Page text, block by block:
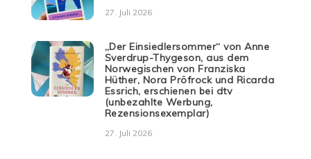
27. Juli 2026
„Der Einsiedlersommer“ von Anne
Sverdrup-Thygeson, aus dem
Norwegischen von Franziska
Hüther, Nora Pröfrock und Ricarda
Essrich, erschienen bei dtv
(unbezahlte Werbung,
Rezensionsexemplar)
27. Juli 2026